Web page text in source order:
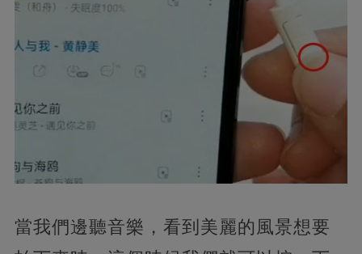
當我們邊聽音樂，看到美麗的風景想要